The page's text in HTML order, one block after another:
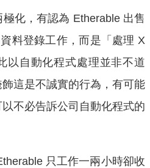
化，有認為 Etherable 出售
料登錄工作，而是「處理 X
以自動化程式處理並非不道
這是不誠實的行為，有可能
不必告訴公司自動化程式的
只工作一兩小時卻收